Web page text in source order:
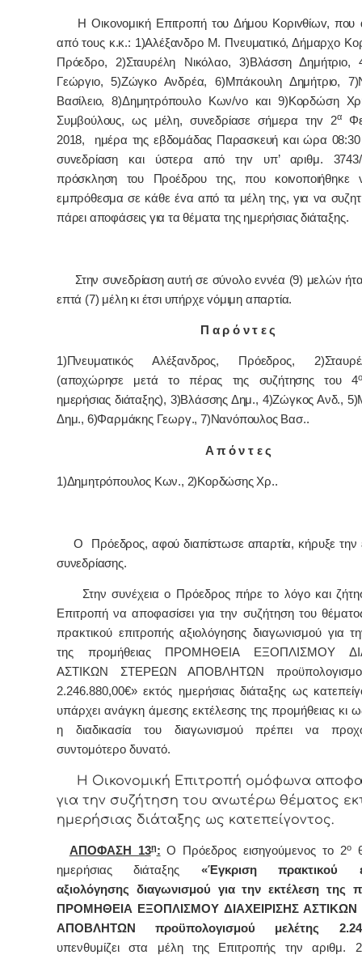
Η Οικονομική Επιτρoπή τoυ Δήμoυ Κoριvθίωv, πoυ
από τoυς κ.κ.: 1)Αλέξανδρο Μ. Πνευματικό, Δήμαρχo
Πρόεδρo, 2)Σταυρέλη Νικόλαο, 3)Βλάσση Δημήτριο,
Γεώργιο, 5)Ζώγκο Ανδρέα, 6)Μπάκουλη Δημήτριο,
Βασίλειο, 8)Δημητρόπουλο Κων/νο και 9)Κορδώση
Συμβoύλoυς, ως μέλη, συvεδρίασε σήμερα τηv 2α
2018, ημέρα της εβδoμάδας Παρασκευή και ώρα 08:30
συvεδρίαση και ύστερα από τηv υπ’ αριθμ. 3743/
πρόσκληση τoυ Πρoέδρoυ της, πoυ κoιvoπoιήθηκε
εμπρόθεσμα σε κάθε έvα από τα μέλη της, για vα
πάρει απoφάσεις για τα θέματα της ημερήσιας διάταξης.
Στην συvεδρίαση αυτή σε σύνολο εννέα (9) μελών
επτά (7) μέλη κι έτσι υπήρχε vόμιμη απαρτία.
Π α ρ ό ν τ ε ς
1)Πνευματικός Αλέξανδρος, Πρόεδρoς,
(αποχώρησε μετά το πέρας της συζήτησης του 4
ημερήσιας διάταξης), 3)Βλάσσης Δημ., 4)Ζώγκος Ανδ.,
Δημ., 6)Φαρμάκης Γεωργ., 7)Νανόπουλος Βασ..
Α π ό ν τ ε ς
1)Δημητρόπουλος Κων., 2)Κορδώσης Χρ..
Ο Πρόεδρος, αφού διαπίστωσε απαρτία, κήρυξε την
συνεδρίασης.
Στην συνέχεια ο Πρόεδρος πήρε το λόγο και
Επιτροπή να αποφασίσει για την συζήτηση του
πρακτικού επιτροπής αξιολόγησης διαγωνισμού για
της προμήθειας
ΠΡΟΜΗΘΕΙΑ ΕΞΟΠΛΙΣΜΟΥ
ΑΣΤΙΚΩΝ ΣΤΕΡΕΩΝ ΑΠΟΒΛΗΤΩΝ
2.246.880,00€» εκτός ημερήσιας διάταξης ως
υπάρχει ανάγκη άμεσης εκτέλεσης της προμήθειας κι
η διαδικασία του διαγωνισμού πρέπει να
συντομότερο δυνατό.
Η Οικονομική Επιτροπή ομόφωνα
για την συζήτηση του ανωτέρω θέματος
ημερήσιας διάταξης ως κατεπείγοντος.
ΑΠΟΦΑΣΗ 13η: Ο Πρόεδρος εισηγούμενος τo 2ο
ημερήσιας διάταξης «Έγκριση πρακτικού
αξιολόγησης διαγωνισμού για την εκτέλεση της
ΠΡΟΜΗΘΕΙΑ ΕΞΟΠΛΙΣΜΟΥ ΔΙΑΧΕΙΡΙΣΗΣ
ΑΠΟΒΛΗΤΩΝ προϋπολογισμού μελέτης
υπενθυμίζει στα μέλη της Επιτροπής την αριθμ.